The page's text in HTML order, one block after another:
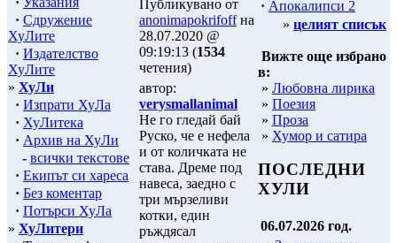
· Сдружение
ХуЛите
· Издателство
ХуЛите
» ХуЛи
· Изпрати ХуЛа
· ХуЛитека
· Архив на ХуЛи
- всички текстове
· Екипът си хареса
· Без коментар
· Потърси ХуЛа
» ХуЛитери
Публикувано от
anonimapokrifoffна
28.07.2020 @
09:19:13 (1534
четения)
автор:
verysmallanimal
Не го гледай бай
Руско, че е нефела
и от количката не
става. Дреме под
навеса, заедно с
три мързеливи
котки, един
ръждясал
· Апокалипси 2
» целият списък
Вижте още избрано
в:
» Любовна лирика
» Поезия
» Проза
» Хумор и сатира
ПОСЛЕДНИ
ХУЛИ
06.07.2026 год.